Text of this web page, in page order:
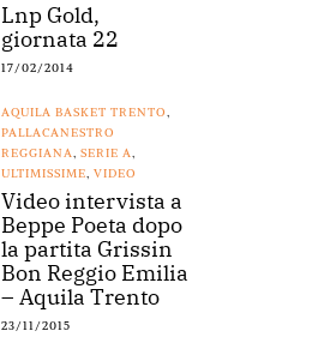
Lnp Gold,
giornata 22
17/02/2014
AQUILA BASKET TRENTO,
PALLACANESTRO
REGGIANA, SERIE A,
ULTIMISSIME, VIDEO
Video intervista a
Beppe Poeta dopo
la partita Grissin
Bon Reggio Emilia
– Aquila Trento
23/11/2015